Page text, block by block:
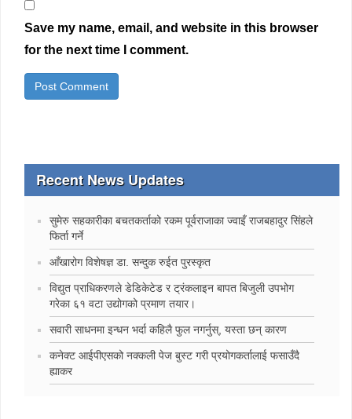
Save my name, email, and website in this browser
for the next time I comment.
Recent News Updates
सुमेरु सहकारीका बचतकर्ताको रकम पूर्वराजाका ज्वाइँ राजबहादुर सिंहले
फिर्ता गर्ने
‍आँखारोग विशेषज्ञ डा. सन्दुक रुईत पुरस्कृत
विद्युत प्राधिकरणले डेडिकेटेड र ट्रंकलाइन बापत बिजुली उपभोग
गरेका ६१ वटा उद्योगको प्रमाण तयार।
सवारी साधनमा इन्धन भर्दा कहिलै फुल नगर्नुस्, यस्ता छन् कारण
कनेक्ट आईपीएसको नक्कली पेज बुस्ट गरी प्रयोगकर्तालाई फसाउँदै
ह्याकर